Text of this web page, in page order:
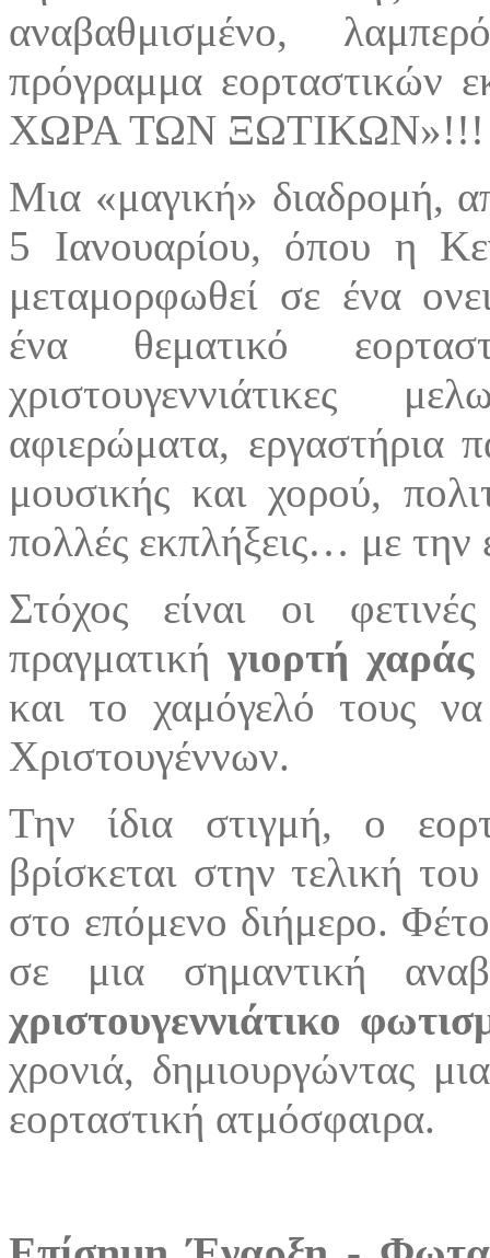
αναβαθμισμένο,
πρόγραμμα
ΧΩΡΑ ΤΩΝ ΞΩΤΙΚΩΝ»!!!
Μια «μαγική» διαδρομή,
5 Ιανουαρίου, όπου η
μεταμορφωθεί σε ένα
ένα θεματικό
χριστουγεννιάτικες
αφιερώματα, εργαστήρια
μουσικής και χορού,
πολλές εκπλήξεις… με την
Στόχος είναι οι
πραγματικήγιορτή
και το χαμόγελό τους
Χριστουγέννων.
Την ίδια στιγμή, ο
βρίσκεται στην τελική
στο επόμενο διήμερο.
σε μια σημαντική
χριστουγεννιάτικο
χρονιά, δημιουργώντας
εορταστική ατμόσφαιρα.